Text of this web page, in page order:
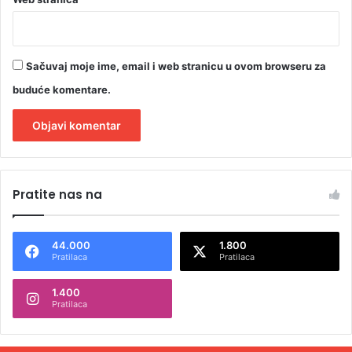
Sačuvaj moje ime, email i web stranicu u ovom browseru za
buduće komentare.
t
n
t
Pratite nas na
44.000
Pratilaca
1.800
Pratilaca
1.400
Pratilaca